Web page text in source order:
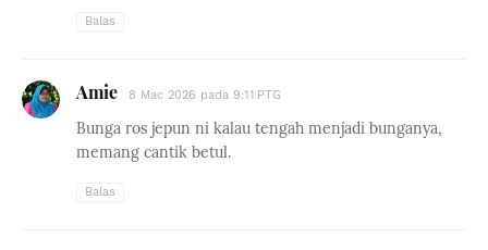
Balas
Amie 8 Mac 2026 pada 9:11 PTG
Bunga ros jepun ni kalau tengah menjadi bunganya,
memang cantik betul.
Balas